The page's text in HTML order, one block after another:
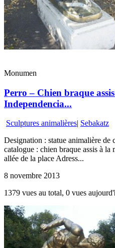
Monumen
Perro – Chien braque
Independencia...
Sculptures animalières| Sebakatz
Designation : statue animalière de
catalogue : chien braque assis à la
allée de la place Adress...
8 novembre 2013
1379 vues au total, 0 vues